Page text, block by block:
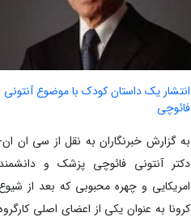
انتشار یک داستان کودک با موضوع آنتونی
فائوچی
به گزارش خبرنگاران به نقل از سی ان ان-
دکتر آنتونی فائوچی پزشک و دانشمند
امریکایی و چهره محبوبی که بعد از
کرونا به عنوان یکی از اعضای اصلی